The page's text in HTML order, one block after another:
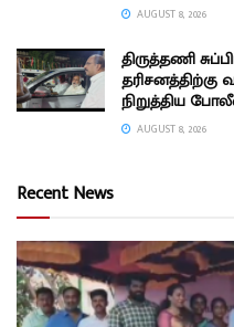
AUGUST 8, 2026
திருத்தணி
தரிசனத்திற்கு
நிறுத்திய
AUGUST 8, 2026
Recent News